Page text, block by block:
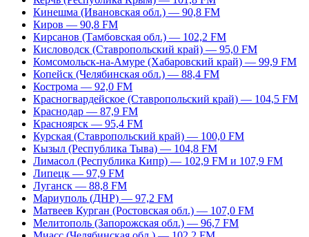
Кинешма (Ивановская обл.) — 90,8 FM
Киров — 90,8 FM
Кирсанов (Тамбовская обл.) — 102,2 FM
Кисловодск (Ставропольский край) — 95,0 FM
Комсомольск-на-Амуре (Хабаровский край) — 99,9 FM
Копейск (Челябинская обл.) — 88,4 FM
Кострома — 92,0 FM
Красногвардейское (Ставропольский край) — 104,5 FM
Краснодар — 87,9 FM
Красноярск — 95,4 FM
Курская (Ставропольский край) — 100,0 FM
Кызыл (Республика Тыва) — 104,8 FM
Лимасол (Республика Кипр) — 102,9 FM и 107,9 FM
Липецк — 97,9 FM
Луганск — 88,8 FM
Мариуполь (ДНР) — 97,2 FM
Матвеев Курган (Ростовская обл.) — 107,0 FM
Мелитополь (Запорожская обл.) — 96,7 FM